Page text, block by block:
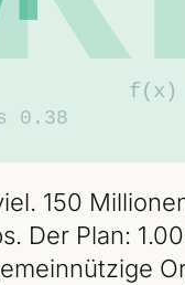
150
Der Plan: